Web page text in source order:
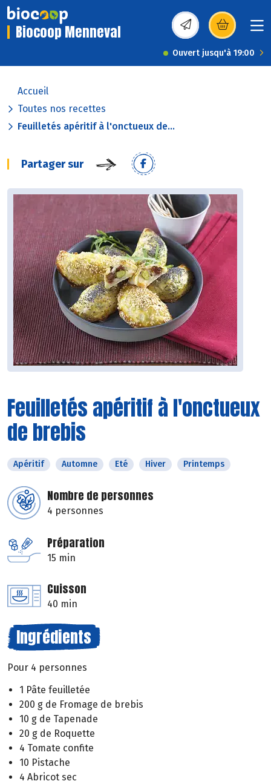
Biocoop Menneval (s’ouvre dans une
Ouvert jusqu'à 19:00
Accueil
Toutes nos recettes
Feuilletés apéritif à l'onctueux de...
Partager sur
Feuilletés apéritif à l'onctueux
de brebis
Apéritif Automne Eté Hiver Printemps
Nombre de personnes
4 personnes
Préparation
15 min
Cuisson
40 min
Ingrédients
Pour 4 personnes
1 Pâte feuilletée
200 g de Fromage de brebis
10 g de Tapenade
20 g de Roquette
4 Tomate confite
10 Pistache
4 Abricot sec